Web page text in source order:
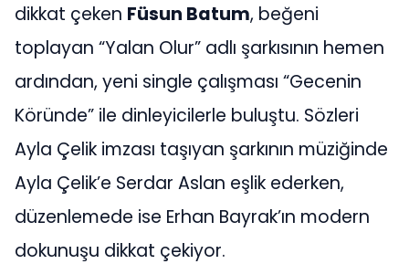
dikkat çeken Füsun Batum, beğeni
toplayan “Yalan Olur” adlı şarkısının hemen
ardından, yeni single çalışması “Gecenin
Köründe” ile dinleyicilerle buluştu. Sözleri
Ayla Çelik imzası taşıyan şarkının müziğinde
Ayla Çelik’e Serdar Aslan eşlik ederken,
düzenlemede ise Erhan Bayrak’ın modern
dokunuşu dikkat çekiyor.